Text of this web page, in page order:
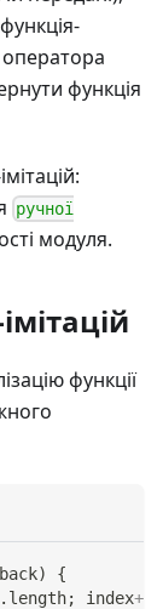
функція
ручної
модуля.
функції
)
{
. length; index++